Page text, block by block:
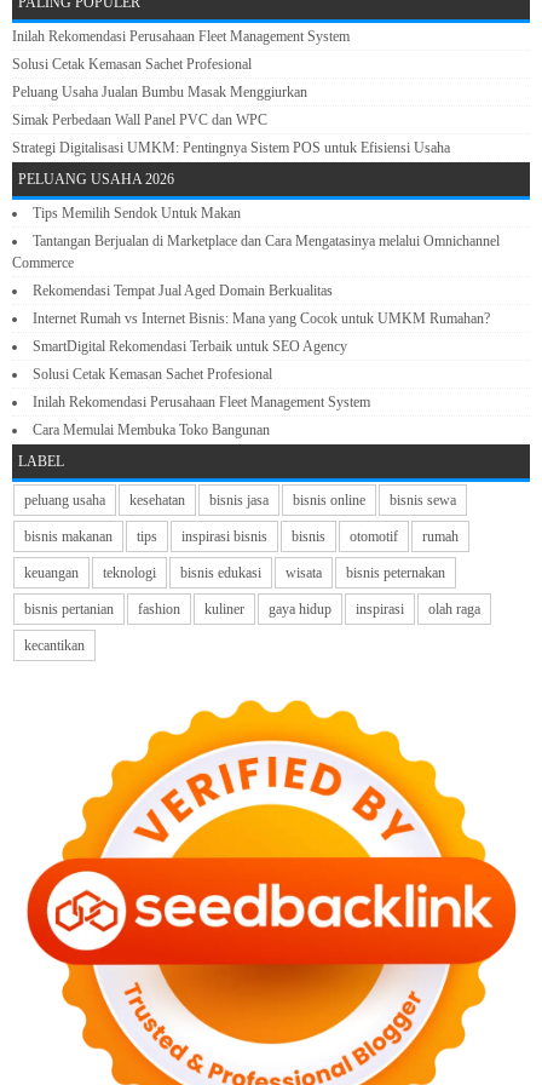
Inilah Rekomendasi Perusahaan Fleet Management System
Solusi Cetak Kemasan Sachet Profesional
Peluang Usaha Jualan Bumbu Masak Menggiurkan
Simak Perbedaan Wall Panel PVC dan WPC
Strategi Digitalisasi UMKM: Pentingnya Sistem POS untuk Efisiensi Usaha
PELUANG USAHA 2026
Tips Memilih Sendok Untuk Makan
Tantangan Berjualan di Marketplace dan Cara Mengatasinya melalui Omnichannel
Commerce
Rekomendasi Tempat Jual Aged Domain Berkualitas
Internet Rumah vs Internet Bisnis: Mana yang Cocok untuk UMKM Rumahan?
SmartDigital Rekomendasi Terbaik untuk SEO Agency
Solusi Cetak Kemasan Sachet Profesional
Inilah Rekomendasi Perusahaan Fleet Management System
Cara Memulai Membuka Toko Bangunan
LABEL
peluang usaha kesehatan bisnis jasa bisnis online bisnis sewa
bisnis makanan tips inspirasi bisnis bisnis otomotif rumah
keuangan teknologi bisnis edukasi wisata bisnis peternakan
bisnis pertanian fashion kuliner gaya hidup inspirasi olah raga
kecantikan